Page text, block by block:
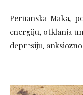
Peruanska Maka,
energiju, otklanja
depresiju,